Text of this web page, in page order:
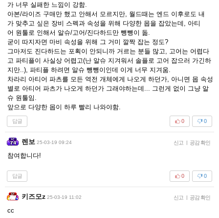
가 너무 실패한 느낌이 강함.
아본/라이즈 구매만 했고 안해서 모르지만, 월드때는 엔드 이후로도 내
가 맞추고 싶은 장비 스펙과 속성을 위해 다양한 몹을 잡았는데, 아티
어 원툴로 인해서 알슈/고어/진다하드만 뺑뺑이 돎.
굳이 따지자면 마비 속성을 위해 그 거미 깔짝 잡는 정도?
그마저도 진다하드는 포획이 안되니까 거르는 분들 많고, 고어는 어렵다
고 파티플이 사실상 어렵고(난 알슈 지겨워서 솔플로 고어 잡으러 가긴하
지만..), 파티플 하려면 알슈 뺑뺑이인데 이게 너무 지겨움.
차라리 아티어 파츠를 모든 역전 개체에게 나오게 하던가, 아니면 몹 속성
별로 아티어 파츠가 나오게 하던가 그래야하는데... 그런게 없이 그냥 알
슈 원툴임.
앞으로 다양한 몹이 하루 빨리 나와야함.
답글 0
0
렌보 25-03-19 09:24 신고 | 공감 확인
참여합니다!
답글 0
0
키즈모z 25-03-19 11:02 신고 | 공감 확인
cc